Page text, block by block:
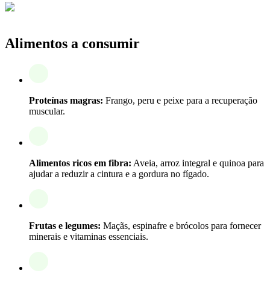
Alimentos a consumir
Proteínas magras: Frango, peru e peixe para a recuperação
muscular.
Alimentos ricos em fibra: Aveia, arroz integral e quinoa para
ajudar a reduzir a cintura e a gordura no fígado.
Frutas e legumes: Maçãs, espinafre e brócolos para fornecer
minerais e vitaminas essenciais.